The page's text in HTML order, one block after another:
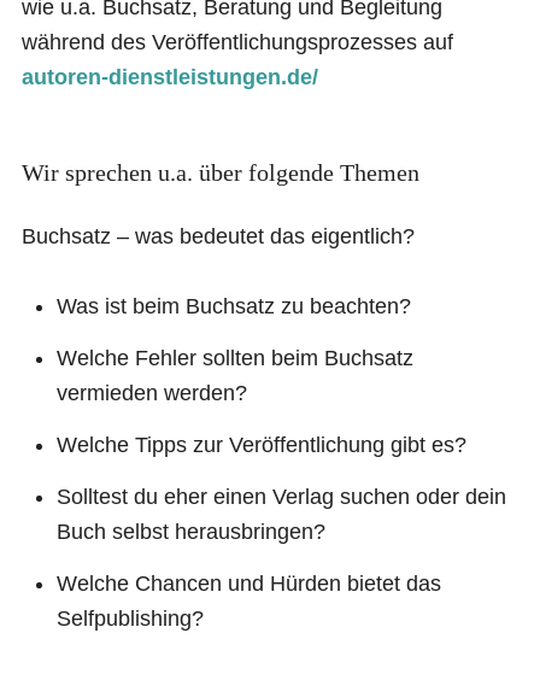
wie u.a. Buchsatz, Beratung und Begleitung
während des Veröffentlichungsprozesses auf
autoren-dienstleistungen.de/
Wir sprechen u.a. über folgende Themen
Buchsatz – was bedeutet das eigentlich?
Was ist beim Buchsatz zu beachten?
Welche Fehler sollten beim Buchsatz
vermieden werden?
Welche Tipps zur Veröffentlichung gibt es?
Solltest du eher einen Verlag suchen oder dein
Buch selbst herausbringen?
Welche Chancen und Hürden bietet das
Selfpublishing?